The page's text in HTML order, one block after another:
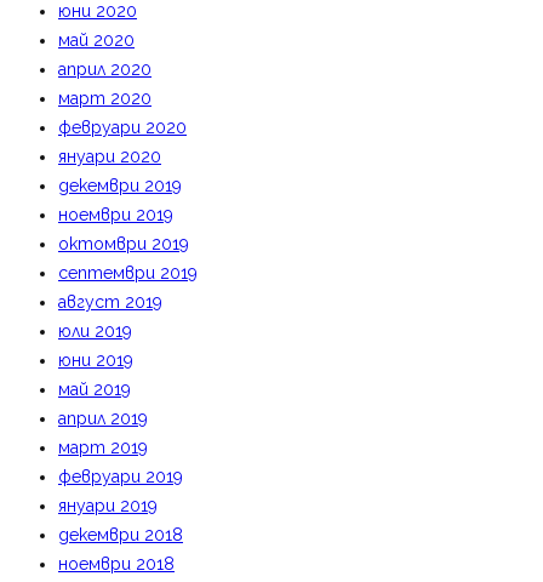
юни 2020
май 2020
април 2020
март 2020
февруари 2020
януари 2020
декември 2019
ноември 2019
октомври 2019
септември 2019
август 2019
юли 2019
юни 2019
май 2019
април 2019
март 2019
февруари 2019
януари 2019
декември 2018
ноември 2018